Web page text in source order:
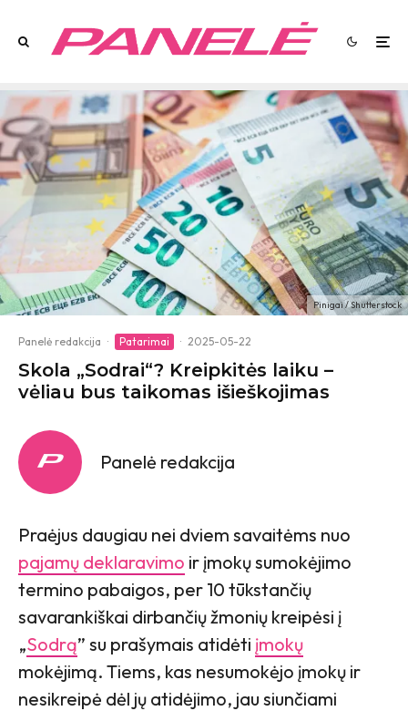
Pinigai / Shutterstock
Panelė redakcija · Patarimai · 2025-05-22
Skola „Sodrai“? Kreipkitės laiku –
vėliau bus taikomas išieškojimas
Panelė redakcija
Praėjus daugiau nei dviem savaitėms nuo
pajamų deklaravimo ir įmokų sumokėjimo
termino pabaigos, per 10 tūkstančių
savarankiškai dirbančių žmonių kreipėsi į
„Sodrą” su prašymais atidėti įmokų
mokėjimą. Tiems, kas nesumokėjo įmokų ir
nesikreipė dėl jų atidėjimo, jau siunčiami